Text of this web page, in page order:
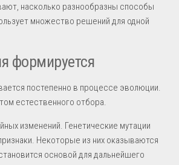
насколько разнообразны способы
множество решений для одной
формируется
постепенно в процессе эволюции.
естественного отбора.
изменений. Генетические мутации
Некоторые из них оказываются
основой для дальнейшего